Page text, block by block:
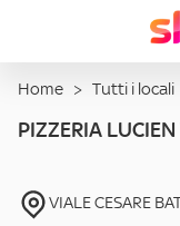
Home > Tutti i locali
PIZZERIA
VIALE CESARE